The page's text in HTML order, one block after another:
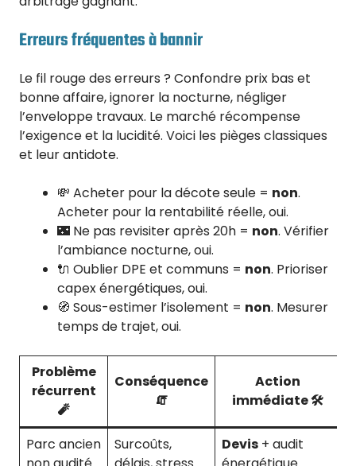
Erreurs fréquentes à bannir
Le fil rouge des erreurs ? Confondre prix bas et
bonne affaire, ignorer la nocturne, négliger
l’enveloppe travaux. Le marché récompense
l’exigence et la lucidité. Voici les pièges classiques
et leur antidote.
💸 Acheter pour la décote seule = non.
Acheter pour la rentabilité réelle, oui.
🌃 Ne pas revisiter après 20h = non. Vérifier
l’ambiance nocturne, oui.
🔌 Oublier DPE et communs = non. Prioriser
capex énergétiques, oui.
🧭 Sous-estimer l’isolement = non. Mesurer
temps de trajet, oui.
Problème
récurrent
🧨
Conséquence
🧯
Action
immédiate 🛠️
Parc ancien
Surcoûts,
Devis + audit